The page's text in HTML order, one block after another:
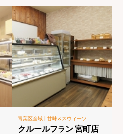
青葉区全域 | 甘味＆スウィーツ
クルールフラン 宮町店